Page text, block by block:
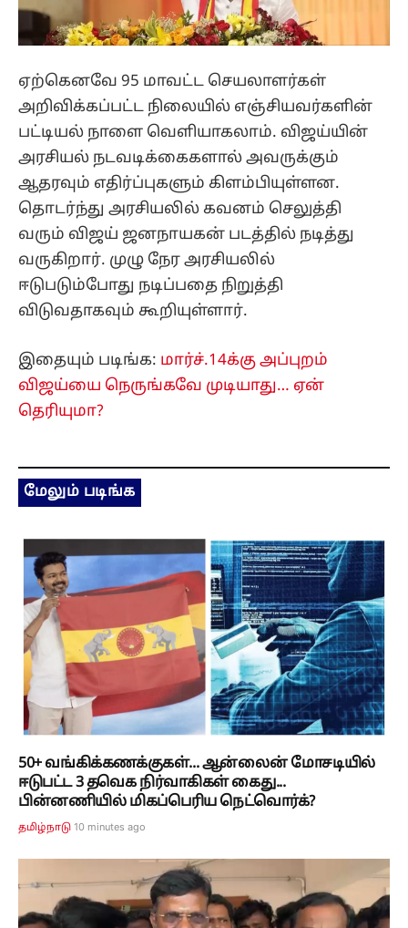
ஏற்கெனவே 95 மாவட்ட செயலாளர்கள்
அறிவிக்கப்பட்ட நிலையில் எஞ்சியவர்களின்
பட்டியல் நாளை வெளியாகலாம். விஜய்யின்
அரசியல் நடவடிக்கைகளால் அவருக்கும்
ஆதரவும் எதிர்ப்புகளும் கிளம்பியுள்ளன.
தொடர்ந்து அரசியலில் கவனம் செலுத்தி
வரும் விஜய் ஜனநாயகன் படத்தில் நடித்து
வருகிறார். முழு நேர அரசியலில்
ஈடுபடும்போது நடிப்பதை நிறுத்தி
விடுவதாகவும் கூறியுள்ளார்.
இதையும் படிங்க: மார்ச்.14க்கு அப்புறம்
விஜய்யை நெருங்கவே முடியாது… ஏன்
தெரியுமா?
மேலும் படிங்க
50+ வங்கிக்கணக்குகள்... ஆன்லைன் மோசடியில்
ஈடுபட்ட 3 தவெக நிர்வாகிகள் கைது...
பின்னணியில் மிகப்பெரிய நெட்வொர்க்?
தமிழ்நாடு 10 minutes ago